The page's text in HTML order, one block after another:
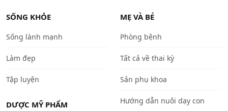
SỐNG KHỎE
Sống lành mạnh
Làm đẹp
Tập luyện
DƯỢC MỸ PHẨM
MẸ VÀ BÉ
Phòng bệnh
Tất cả về thai kỳ
Sản phụ khoa
Hướng dẫn nuôi dạy con